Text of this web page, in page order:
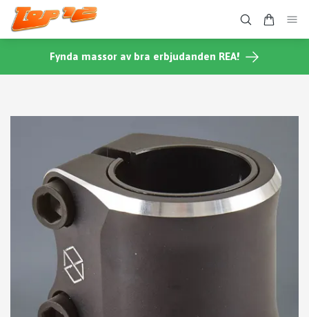
Fynda massor av bra erbjudanden REA!